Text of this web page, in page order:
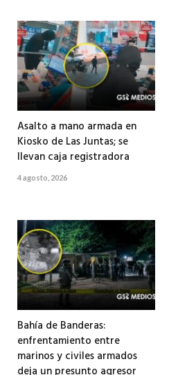
Asalto a mano armada en
Kiosko de Las Juntas; se
llevan caja registradora
4 agosto, 2026
Bahía de Banderas:
enfrentamiento entre
marinos y civiles armados